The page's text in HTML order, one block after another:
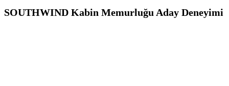
SOUTHWIND Kabin Memurluğu Aday Deneyimi